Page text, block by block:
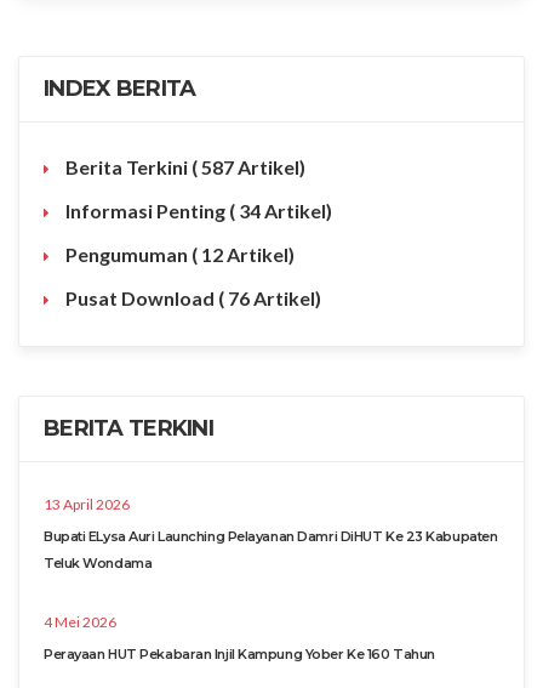
INDEX BERITA
Berita Terkini ( 587 Artikel)
Informasi Penting ( 34 Artikel)
Pengumuman ( 12 Artikel)
Pusat Download ( 76 Artikel)
BERITA TERKINI
13 April 2026
Bupati ELysa Auri Launching Pelayanan Damri DiHUT Ke 23 Kabupaten
Teluk Wondama
4 Mei 2026
Perayaan HUT Pekabaran Injil Kampung Yober Ke 160 Tahun